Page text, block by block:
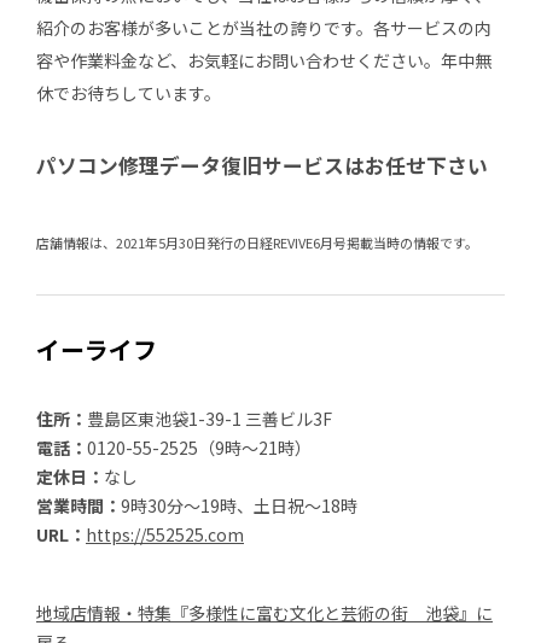
紹介のお客様が多いことが当社の誇りです。各サービスの内
容や作業料金など、お気軽にお問い合わせください。年中無
休でお待ちしています。
パソコン修理データ復旧サービスはお任せ下さい
店舗情報は、2021年5月30日発行の日経REVIVE6月号掲載当時の情報です。
イーライフ
住所： 豊島区東池袋1-39-1 三善ビル3F
電話： 0120-55-2525（9時～21時）
定休日： なし
営業時間： 9時30分～19時、土日祝～18時
URL： https://552525.com
地域店情報・特集『多様性に富む文化と芸術の街 池袋』に